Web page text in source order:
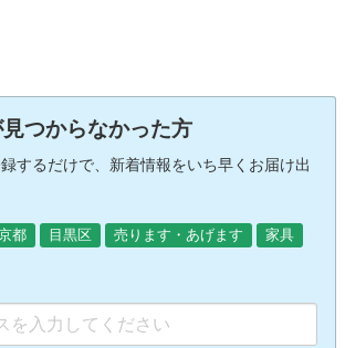
つからなかった方
するだけで、新着情報をいち早くお届け出
都 目黒区 売ります・あげます
家具